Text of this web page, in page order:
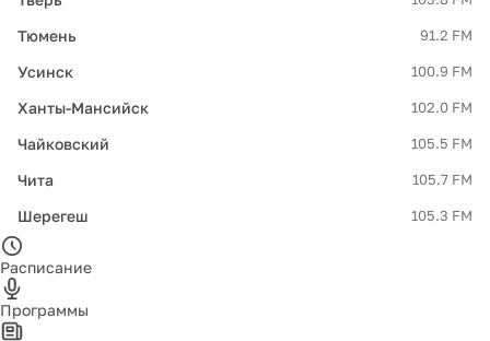
Тюмень 91.2 FM
Усинск 100.9 FM
Ханты-Мансийск 102.0 FM
Чайковский 105.5 FM
Чита 105.7 FM
Шерегеш 105.3 FM
Расписание
Программы